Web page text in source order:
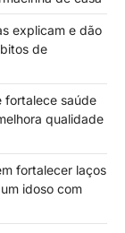
explicam e dão
de
fortalece saúde
qualidade
fortalecer laços
idoso com